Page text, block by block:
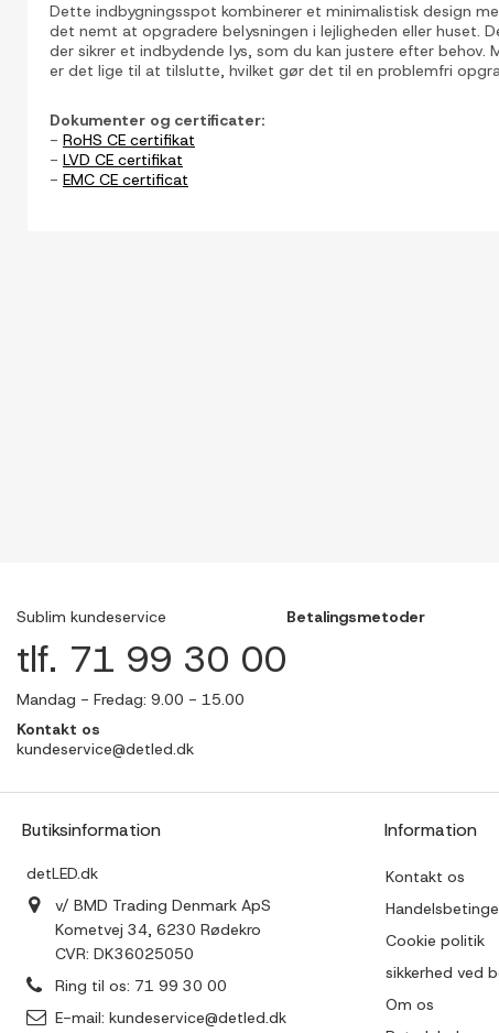
Dette indbygningsspot kombinerer et minimalistisk design
det nemt at opgradere belysningen i lejligheden eller huset.
der sikrer et indbydende lys, som du kan justere efter
er det lige til at tilslutte, hvilket gør det til en problemfri
Dokumenter og certificater:
- RoHS CE certifikat
- LVD CE certifikat
- EMC CE certificat
Sublim kundeservice
tlf. 71 99 30 00
Mandag - Fredag: 9.00 - 15.00
Kontakt os
kundeservice@detled.dk
Betalingsmetoder
Butiksinformation
detLED.dk
v/ BMD Trading Denmark ApS
Kometvej 34, 6230 Rødekro
CVR: DK36025050
Ring til os: 71 99 30 00
E-mail: kundeservice@detled.dk
Information
Kontakt os
Cookie politik
sikkerhed ved
Om os